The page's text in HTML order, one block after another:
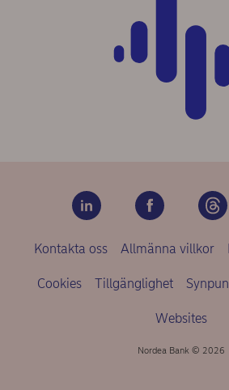
Kontakta oss Allmänna villkor
Cookies Tillgänglighet
Websites
Nordea Bank © 2026